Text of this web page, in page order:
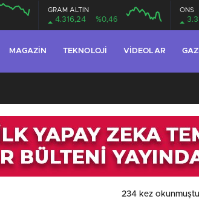
GRAM ALTIN
4.316,24 %0,46
ONS
MAGAZIN TEKNOLOJI VIDEOLAR
234 kez